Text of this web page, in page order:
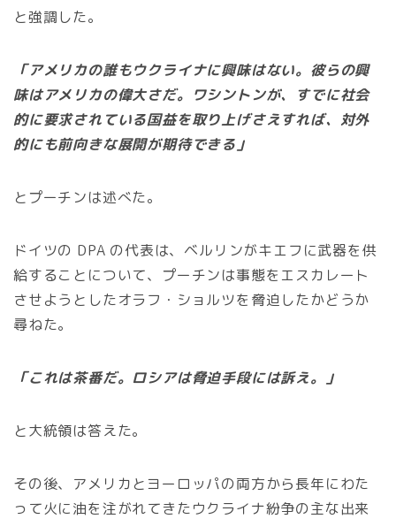
と強調した。
「アメリカの誰もウクライナに興味はない。彼らの興
味はアメリカの偉大さだ。ワシントンが、すでに社会
的に要求されている国益を取り上げさえすれば、対外
的にも前向きな展開が期待できる」
とプーチンは述べた。
ドイツの DPA の代表は、ベルリンがキエフに武器を供
給することについて、プーチンは事態をエスカレート
させようとしたオラフ・ショルツを脅迫したかどうか
尋ねた。
「これは茶番だ。ロシアは脅迫手段には訴え。」
と大統領は答えた。
その後、アメリカとヨーロッパの両方から長年にわた
って火に油を注がれてきたウクライナ紛争の主な出来